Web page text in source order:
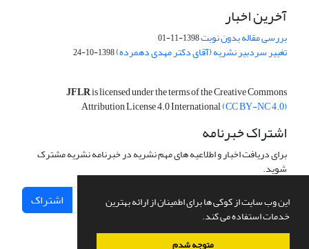
این وب سایت از کوکی ها برای اطمینان از ارائه بهترین
خدمات استفاده می کند.
متوجه شدم
آخرین اخبار
بررسی مقاله بدون نوبت1398-11-01
تغییر سردبیر نشریه (آقای دکتر مهدی دهمرده)1398-10-24
JFLRis licensed under the terms of the Creative Commons
Attribution License 4.0 International(CC BY-NC 4.0)
اشتراک خبرنامه
برای دریافت اخبار و اطلاعیه های مهم نشریه در خبرنامه نشریه مشترک
شوید.
اشتراک